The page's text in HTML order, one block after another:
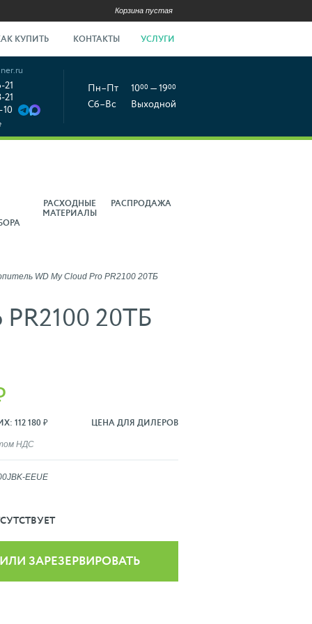
Корзина пустая
КУПИТЬ КОНТАКТЫ УСЛУГИ
21
21
10
Пн–Пт 1000 — 1900
Сб–Вс Выходной
РАСХОДНЫЕ
МАТЕРИАЛЫ
РАСПРОДАЖА
WD My Cloud Pro PR2100 20ТБ
20ТБ
112 180 ₽ ЦЕНА ДЛЯ ДИЛЕРОВ
НДС
EEUE
ЗАРЕЗЕРВИРОВАТЬ